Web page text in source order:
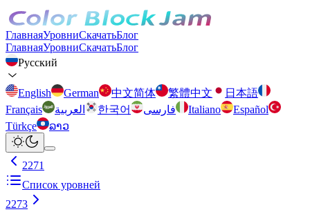
ГлавнаяУровниСкачатьБлог
ГлавнаяУровниСкачатьБлог
Русский
English German 中文简体 繁體中文
日本語
Français
العربية 한국어 فارسی Italiano
Español
Türkçe
ລາວ
2271
Список уровней
2273